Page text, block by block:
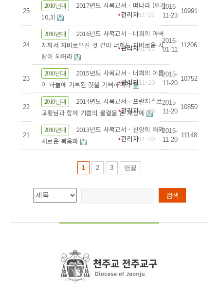
25
2010년대
2017년도 사목교서 - 떠나라 (루가
10,3)
관리자11-23
2016-
11-23
10991
24
2010년대
2016년도 사목교서 - 너희의 아버
지께서 자비로우신 것 같이 너희도 자비로운 사
람이 되어라
관리자01-11
2016-
01-11
11206
23
2010년대
2015년도 사목교서 - 너희의 이름
이 하늘에 기록된 것을 기뻐하여라
관리자11-20
2015-
11-20
10752
22
2010년대
2014년도 사목교서 - 프란치스코
교황님과 함께 기쁨의 물결을 온 세상에
관리자11-20
2015-
11-20
10850
21
2010년대
2013년도 사목교서 - 신앙의 해와
새로운 복음화
관리자11-20
2015-
11-20
11148
1 2 3 맨끝